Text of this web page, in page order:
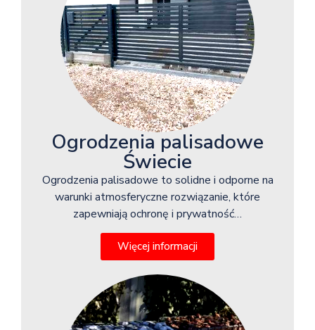
Ogrodzenia palisadowe
Świecie
Ogrodzenia palisadowe to solidne i odporne na
warunki atmosferyczne rozwiązanie, które
zapewniają ochronę i prywatność…
Więcej informacji